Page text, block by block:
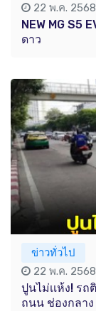
22 พ.ค. 2568
NEW MG S5
ดาว
ข่าวทั่วไป
22 พ.ค. 2568
ปูนไม่เเห้ง! ร
ถนน ช่องกลาง